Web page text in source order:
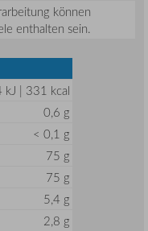
können
enthalten sein.
kJ | 331 kcal
0,6 g
< 0,1 g
75 g
75 g
5,4 g
2,8 g